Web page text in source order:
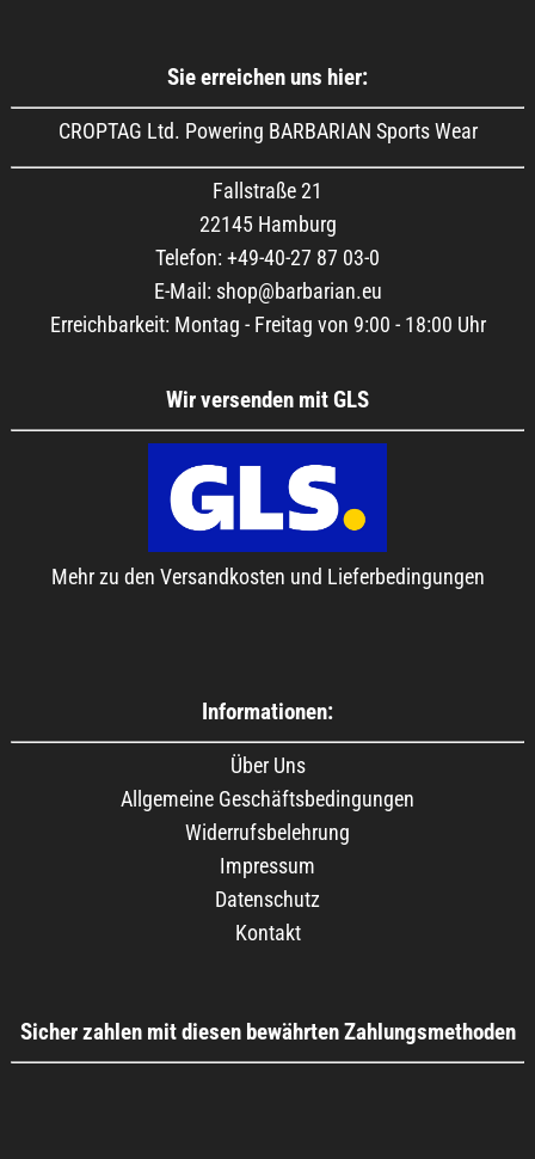
Sie erreichen uns hier:
CROPTAG Ltd. Powering BARBARIAN Sports Wear
Fallstraße 21
22145 Hamburg
Telefon: +49-40-27 87 03-0
E-Mail: shop@barbarian.eu
Erreichbarkeit: Montag - Freitag von 9:00 - 18:00 Uhr
Wir versenden mit GLS
Mehr zu den Versandkosten und Lieferbedingungen
Informationen:
Über Uns
Allgemeine Geschäftsbedingungen
Widerrufsbelehrung
Impressum
Datenschutz
Kontakt
Sicher zahlen mit diesen bewährten Zahlungsmethoden